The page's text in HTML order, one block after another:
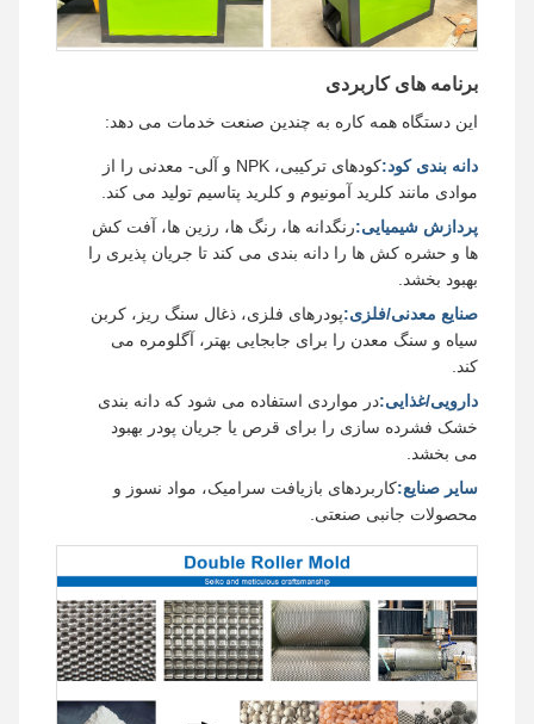
برنامه های کاربردی
این دستگاه همه کاره به چندین صنعت خدمات می دهد:
دانه بندی کود:
کودهای ترکیبی، NPK و آلی- معدنی را از
موادی مانند کلرید آمونیوم و کلرید پتاسیم تولید می کند.
پردازش شیمیایی:رنگدانه ها، رنگ ها، رزین ها، آفت کش
ها و حشره کش ها را دانه بندی می کند تا جریان پذیری را
بهبود بخشد.
صنایع معدنی/فلزی:پودرهای فلزی، ذغال سنگ ریز، کربن
سیاه و سنگ معدن را برای جابجایی بهتر، آگلومره می
دارویی/غذایی:در مواردی استفاده می شود که دانه بندی
خشک فشرده سازی را برای قرص یا جریان پودر بهبود
می بخشد.
سایر صنایع:کاربردهای بازیافت سرامیک، مواد نسوز و
محصولات جانبی صنعتی.